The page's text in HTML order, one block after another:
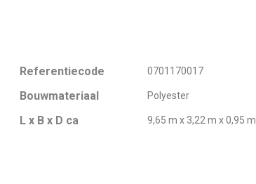
Referentiecode 0701170017
Bouwmateriaal Polyester
L x B x D ca 9,65 m x 3,22 m x 0,95 m